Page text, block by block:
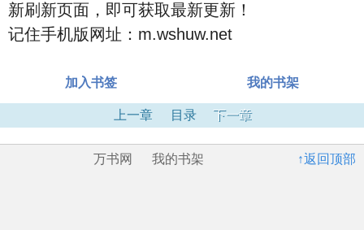
新刷新页面，即可获取最新更新！
记住手机版网址：m.wshuw.net
加入书签 我的书架
上一章 目录 下一章
↑返回顶部
万书网 我的书架